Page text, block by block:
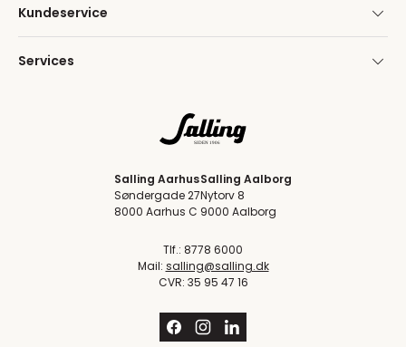
Kundeservice
Services
Salling Aarhus
Søndergade 27
8000 Aarhus C
Salling Aalborg
Nytorv 8
9000 Aalborg
Tlf.: 8778 6000
Mail: salling@salling.dk
CVR: 35 95 47 16